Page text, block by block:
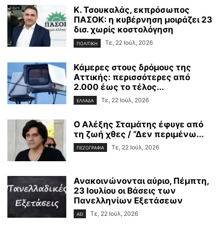
Κ. Τσουκαλάς, εκπρόσωπος
ΠΑΣΟΚ: η κυβέρνηση μοιράζει 23
δισ. χωρίς κοστολόγηση
ΠΟΛΙΤΙΚΗ Τε, 22 Ιούλ, 2026
Κάμερες στους δρόμους της
Αττικής: περισσότερες από
2.000 έως το τέλος...
ΕΛΛΑΔΑ Τε, 22 Ιούλ, 2026
Ο Αλέξης Σταμάτης έφυγε από
τη ζωή χθες / “Δεν περιμένω...
ΠΕΖΟΓΡΑΦΙΑ Τε, 22 Ιούλ, 2026
Ανακοινώνονται αύριο, Πέμπτη,
23 Ιουλίου οι Βάσεις των
Πανελληνίων Εξετάσεων
ΑΕΙ Τε, 22 Ιούλ, 2026